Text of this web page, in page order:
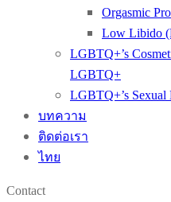
Orgasmic
Low Libido
LGBTQ+’s
LGBTQ+
LGBTQ+’s
บทความ
ติดต่อเรา
ไทย
Contact